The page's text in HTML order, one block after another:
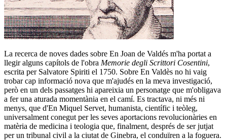
La recerca de noves dades sobre En Joan de Valdés m'ha portat a
llegir alguns capítols de l'obra Memorie degli Scrittori Cosentini,
escrita per Salvatore Spiriti el 1750. Sobre En Valdès no hi vaig
trobar cap informació nova que m'ajudés en la meva investigació,
però en un dels passatges hi apareixia un personatge que m'obligava
a fer una aturada momentània en el camí. Es tractava, ni més ni
menys, que d'En Miquel Servet, humanista, científic i teòleg,
universalment conegut per les seves aportacions revolucionàries en
matèria de medicina i teologia que, finalment, després de ser jutjat
per un tribunal civil a la ciutat de Ginebra, el conduïren a la foguera.